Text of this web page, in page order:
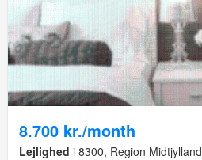
8.700 kr./month
Lejlighed i 8300, Region Midtjylland